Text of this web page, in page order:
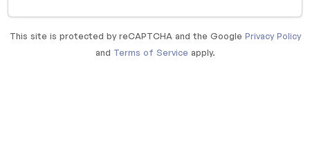
This site is protected by reCAPTCHA and the Google Privacy Policy
and Terms of Service apply.